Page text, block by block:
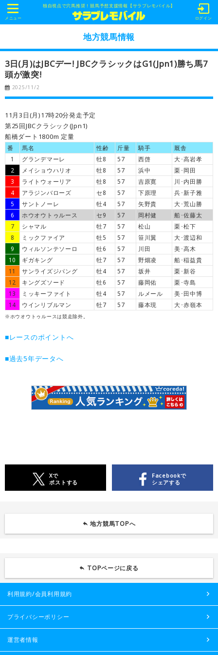
独自視点で穴馬推奨！競馬予想支援情報【サラブレモバイル】
t
o
g
e
a
v
i
g
a
t
o
n
メニュー ログイン
地方競馬情報
3日(月)はJBCデー! JBCクラシックはG1(Jpn1)勝ち馬7
頭が激突!
2025/11/2
11月3日(月)17時20分発走予定
第25回JBCクラシック(Jpn1)
船橋ダート1800m 定量
番 馬名 性齢 斤量 騎手
厩舎
1
グランデマーレ 牡8 57 西啓
大･高岩孝
2
メイショウハリオ 牡8 57 浜中
栗･岡田
3
ライトウォーリア 牡8 57 吉原寛
川･内田勝
4
アラジンバローズ セ8 57 下原理
兵･新子雅
5
サントノーレ 牡4 57 矢野貴
大･荒山勝
6
ホウオウトゥルース セ9 57 岡村健
船･佐藤太
7
シャマル 牡7 57 松山
栗･松下
8
ミックファイア 牡5 57 笹川翼
大･渡辺和
9
ウィルソンテソーロ 牡6 57 川田
美･高木
10
ギガキング 牡7 57 野畑凌
船･稲益貴
11
サンライズジパング 牡4 57 坂井
栗･新谷
12
キングズソード 牡6 57 藤岡佑
栗･寺島
13
ミッキーファイト 牡4 57 ルメール
美･田中博
14
ウインリブルマン 牡7 57 藤本現 大･赤嶺本
※ホウオウトゥルースは競走除外。
■レースのポイントへ
■過去5年データへ
Xで
ポストする
Facebookで
シェアする
地方競馬TOPへ
TOPページに戻る
利用規約/会員利用規約
プライバシーポリシー
運営者情報